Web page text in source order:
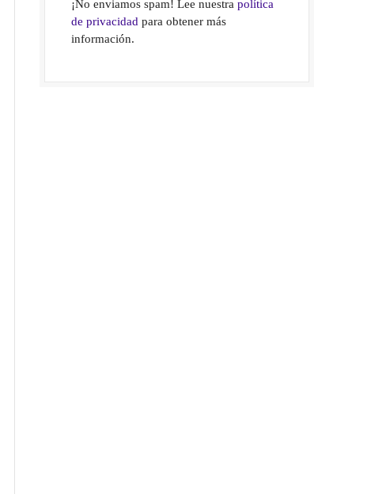
¡No enviamos spam! Lee nuestrapolítica
de privacidad para obtener más
información.